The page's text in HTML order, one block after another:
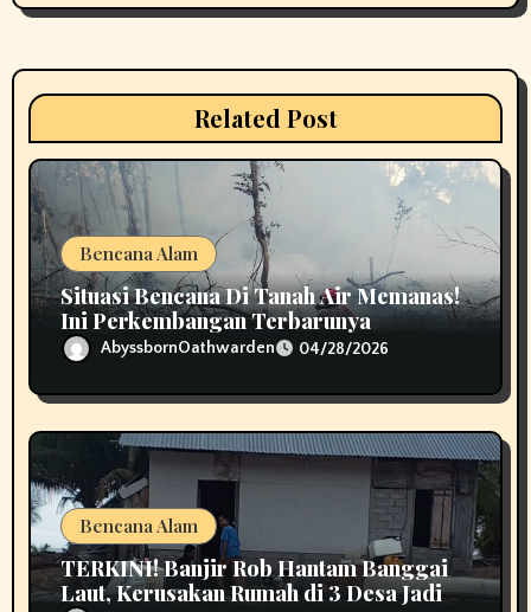
a
t
o
n
Related Post
Bencana Alam
Situasi Bencana Di Tanah Air Memanas!
Ini Perkembangan Terbarunya
AbyssbornOathwarden 04/28/2026
Bencana Alam
TERKINI! Banjir Rob Hantam Banggai
Laut, Kerusakan Rumah di 3 Desa Jadi